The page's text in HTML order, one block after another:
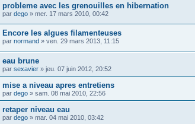
probleme avec les grenouilles en hibernation
par dego » mer. 17 mars 2010, 00:42
Encore les algues filamenteuses
par normand » ven. 29 mars 2013, 11:15
eau brune
par sexavier » jeu. 07 juin 2012, 20:52
mise a niveau apres entretiens
par dego » sam. 08 mai 2010, 22:56
retaper niveau eau
par dego » mar. 04 mai 2010, 03:42